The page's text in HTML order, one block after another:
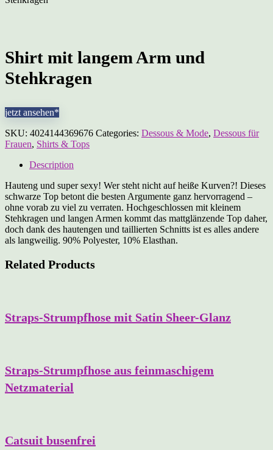
Shirt mit langem Arm und
Stehkragen
jetzt ansehen*
SKU: 4024144369676 Categories: Dessous & Mode, Dessous für
Frauen, Shirts & Tops
Description
Hauteng und super sexy! Wer steht nicht auf heiße Kurven?! Dieses
schwarze Top betont die besten Argumente ganz hervorragend –
ohne vorab zu viel zu verraten. Hochgeschlossen mit kleinem
Stehkragen und langen Armen kommt das mattglänzende Top daher,
doch dank des hautengen und taillierten Schnitts ist es alles andere
als langweilig. 90% Polyester, 10% Elasthan.
Related Products
Straps-Strumpfhose mit Satin Sheer-Glanz
Straps-Strumpfhose aus feinmaschigem
Netzmaterial
Catsuit busenfrei